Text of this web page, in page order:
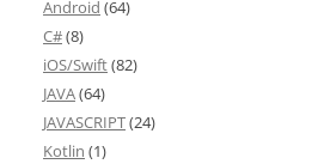
Android (64)
C#(8)
iOS/Swift(82)
JAVA(64)
JAVASCRIPT(24)
Kotlin (1)